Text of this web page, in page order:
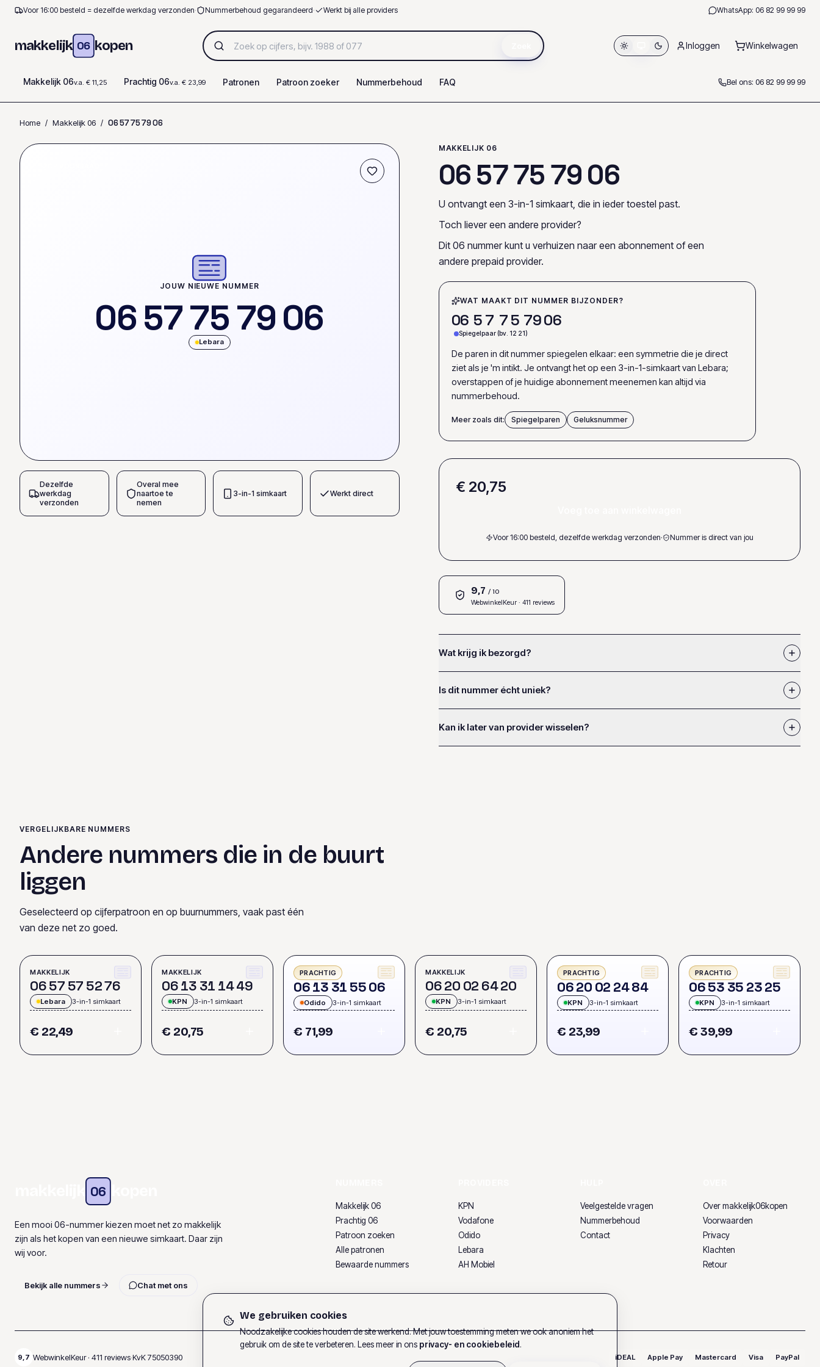
Voor 16:00 besteld = dezelfde werkdag verzonden· Nummerbehoud gegarandeerd· Werkt bij alle providers WhatsApp: 06 82 99 99 99
makkelijk 06 kopen Inloggen Winkelwagen
Makkelijk 06v.a. € 11,25 Prachtig 06v.a. € 23,99 Patronen Patroon zoeker Nummerbehoud FAQ Bel ons: 06 82 99 99 99
Home / Makkelijk 06 / 0657757906
JOUW NIEUWE NUMMER
0657757906
Lebara
Dezelfde
werkdag
verzonden
Overal mee
naartoe te
nemen
3-in-1 simkaart Werkt direct
MAKKELIJK 06
0657757906
U ontvangt een 3-in-1 simkaart, die in ieder toestel past.
Toch liever een andere provider?
Dit 06 nummer kunt u verhuizen naar een abonnement of een
andere prepaid provider.
WAT MAAKT DIT NUMMER BIJZONDER?
06 57 75 7906
Spiegelpaar (bv. 12 21)
De paren in dit nummer spiegelen elkaar: een symmetrie die je direct
ziet als je 'm intikt. Je ontvangt het op een 3-in-1-simkaart van Lebara;
overstappen of je huidige abonnement meenemen kan altijd via
nummerbehoud.
Meer zoals dit: Spiegelparen Geluksnummer
€ 20,75
Voor 16:00 besteld, dezelfde werkdag verzonden· Nummer is direct van jou
9,7 / 10
WebwinkelKeur· 411 reviews
Wat krijg ik bezorgd?
Is dit nummer écht uniek?
Kan ik later van provider wisselen?
VERGELIJKBARE NUMMERS
Andere nummers die in de buurt
liggen
Geselecteerd op cijferpatroon en op buurnummers, vaak past één
van deze net zo goed.
MAKKELIJK
0657 57 5276
Lebara 3-in-1 simkaart
€ 22,49
MAKKELIJK
0613 31 1449
KPN 3-in-1 simkaart
€ 20,75
PRACHTIG
0613 31 5506
Odido 3-in-1 simkaart
€ 71,99
MAKKELIJK
0620 02 6420
KPN 3-in-1 simkaart
€ 20,75
PRACHTIG
0620 02 2484
KPN 3-in-1 simkaart
€ 23,99
PRACHTIG
0653 35 2325
KPN 3-in-1 simkaart
€ 39,99
06
Een mooi 06-nummer kiezen moet net zo makkelijk
zijn als het kopen van een nieuwe simkaart. Daar zijn
wij voor.
Bekijk alle nummers Chat met ons
Makkelijk 06
Prachtig 06
Patroon zoeken
Alle patronen
Bewaarde nummers
KPN
Vodafone
Odido
Lebara
AH Mobiel
Veelgestelde vragen
Nummerbehoud
Contact
Over makkelijk06kopen
Voorwaarden
Privacy
Klachten
Retour
9,7 WebwinkelKeur · 411 reviews·KvK75050390 iDEAL Apple Pay Mastercard Visa PayPal
We gebruiken cookies
Noodzakelijke cookies houden de site werkend. Met jouw toestemming meten we ook anoniem het
gebruik om de site te verbeteren. Lees meer in ons privacy- en cookiebeleid.